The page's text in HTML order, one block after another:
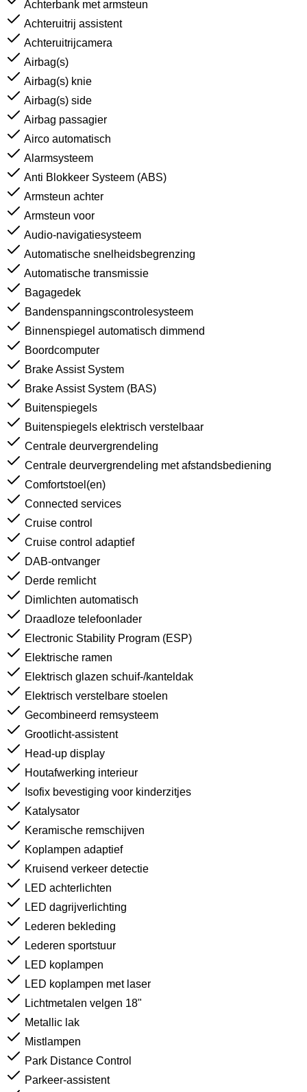
Achterbank met armsteun
Achteruitrij assistent
Achteruitrijcamera
Airbag(s)
Airbag(s) knie
Airbag(s) side
Airbag passagier
Airco automatisch
Alarmsysteem
Anti Blokkeer Systeem (ABS)
Armsteun achter
Armsteun voor
Audio-navigatiesysteem
Automatische snelheidsbegrenzing
Automatische transmissie
Bagagedek
Bandenspanningscontrolesysteem
Binnenspiegel automatisch dimmend
Boordcomputer
Brake Assist System
Brake Assist System (BAS)
Buitenspiegels
Buitenspiegels elektrisch verstelbaar
Centrale deurvergrendeling
Centrale deurvergrendeling met afstandsbediening
Comfortstoel(en)
Connected services
Cruise control
Cruise control adaptief
DAB-ontvanger
Derde remlicht
Dimlichten automatisch
Draadloze telefoonlader
Electronic Stability Program (ESP)
Elektrische ramen
Elektrisch glazen schuif-/kanteldak
Elektrisch verstelbare stoelen
Gecombineerd remsysteem
Grootlicht-assistent
Head-up display
Houtafwerking interieur
Isofix bevestiging voor kinderzitjes
Katalysator
Keramische remschijven
Koplampen adaptief
Kruisend verkeer detectie
LED achterlichten
LED dagrijverlichting
Lederen bekleding
Lederen sportstuur
LED koplampen
LED koplampen met laser
Lichtmetalen velgen 18"
Metallic lak
Mistlampen
Park Distance Control
Parkeer-assistent